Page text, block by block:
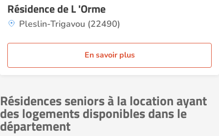
Résidence de L 'Orme
Pleslin-Trigavou (22490)
En savoir plus
Résidences seniors à la location ayant
des logements disponibles dans le
département